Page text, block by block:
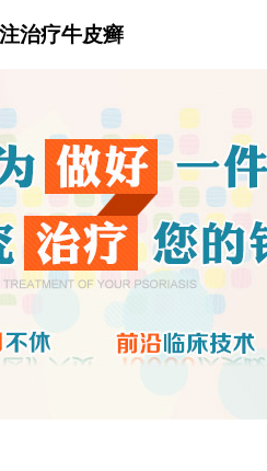
治疗牛皮癣